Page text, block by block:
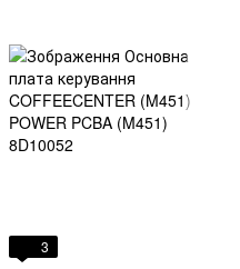
3